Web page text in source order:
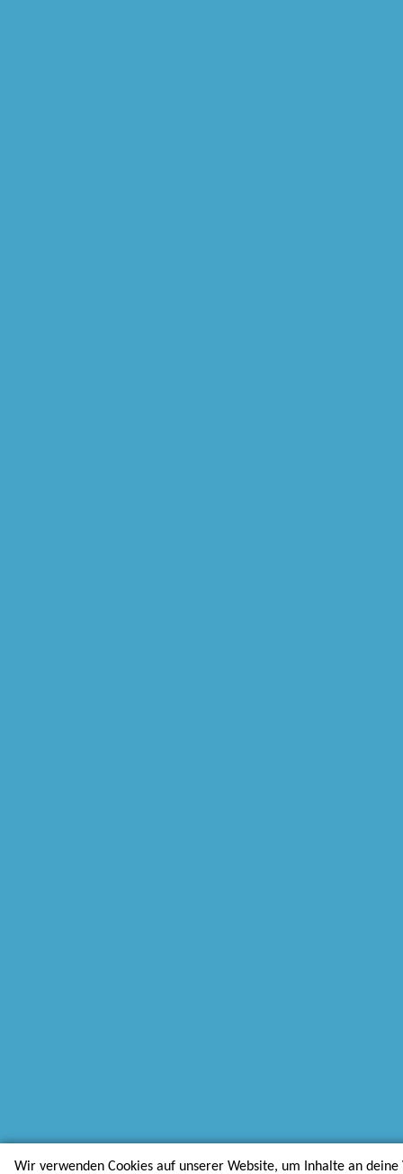
Wir verwenden Cookies auf unserer Website, um Inhalte an deine